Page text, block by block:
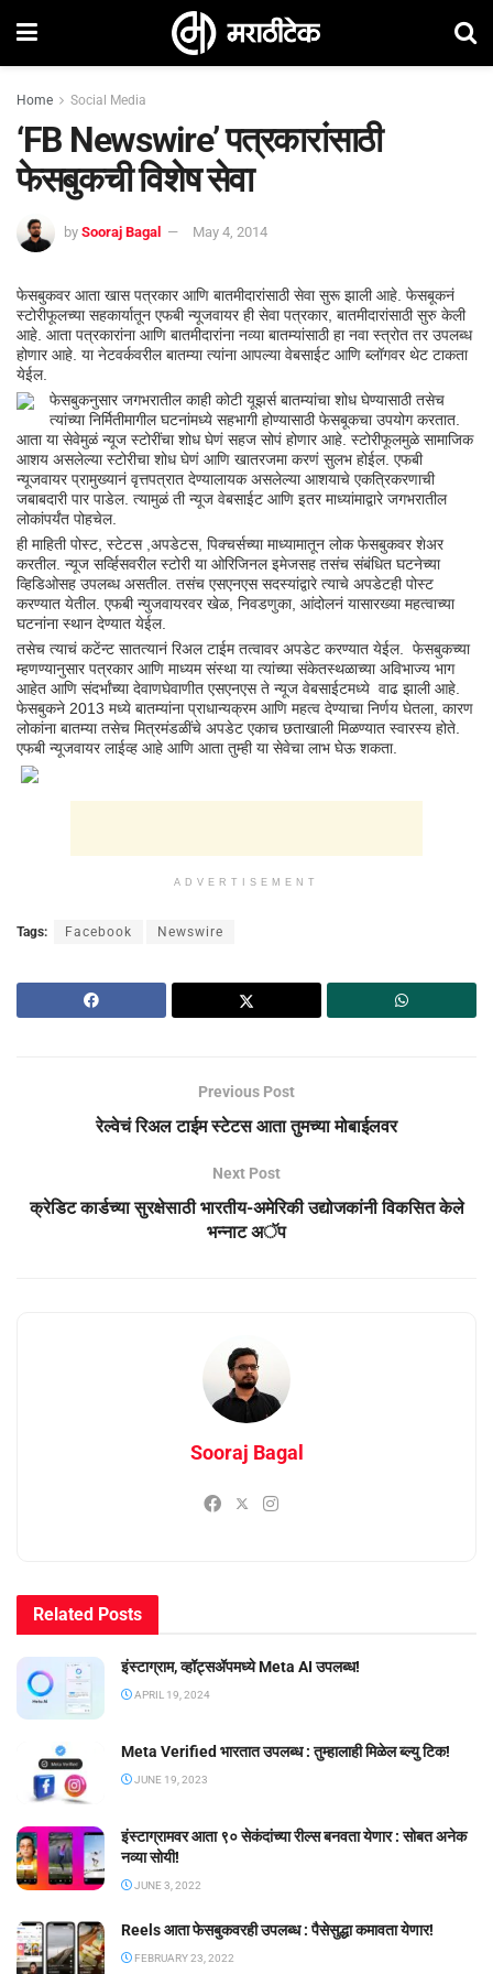
Home Social Media
‘FB Newswire’ पत्रकारांसाठी
फेसबुकची विशेष सेवा
by Sooraj Bagal May 4, 2014
फेसबुकवर आता खास पत्रकार आणि बातमीदारांसाठी सेवा सुरू झाली आहे. फेसबूकनं
स्टोरीफूलच्या सहकार्यातून एफबी न्यूजवायर ही सेवा पत्रकार, बातमीदारांसाठी सुरु केली
आहे. आता पत्रकारांना आणि बातमीदारांना नव्या बातम्यांसाठी हा नवा स्त्रोत तर उपलब्ध
होणार आहे. या नेटवर्कवरील बातम्या त्यांना आपल्या वेबसाईट आणि ब्लॉगवर थेट टाकता
येईल.
फेसबुकनुसार जगभरातील काही कोटी यूझर्स बातम्यांचा शोध घेण्यासाठी तसेच
त्यांच्या निर्मितीमागील घटनांमध्ये सहभागी होण्यासाठी फेसबूकचा उपयोग करतात.
आता या सेवेमुळं न्यूज स्टोरींचा शोध घेणं सहज सोपं होणार आहे. स्टोरीफूलमुळे सामाजिक
आशय असलेल्या स्टोरीचा शोध घेणं आणि खातरजमा करणं सुलभ होईल. एफबी
न्यूजवायर प्रामुख्यानं वृत्तपत्रात देण्यालायक असलेल्या आशयाचे एकत्रिकरणाची
जबाबदारी पार पाडेल. त्यामुळं ती न्यूज वेबसाईट आणि इतर माध्यांमाद्वारे जगभरातील
लोकांपर्यंत पोहचेल.
ही माहिती पोस्ट, स्टेटस ,अपडेटस, पिक्चर्सच्या माध्यामातून लोक फेसबुकवर शेअर
करतील. न्यूज सर्व्हिसवरील स्टोरी या ओरिजिनल इमेजसह तसंच संबंधित घटनेच्या
व्हिडिओसह उपलब्ध असतील. तसंच एसएनएस सदस्यांद्वारे त्याचे अपडेटही पोस्ट
करण्यात येतील. एफबी न्युजवायरवर खेळ, निवडणुका, आंदोलनं यासारख्या महत्वाच्या
घटनांना स्थान देण्यात येईल.
तसेच त्याचं कटेंन्ट सातत्यानं रिअल टाईम तत्वावर अपडेट करण्यात येईल. फेसबुकच्या
म्हणण्यानुसार पत्रकार आणि माध्यम संस्था या त्यांच्या संकेतस्थळाच्या अविभाज्य भाग
आहेत आणि संदर्भांच्या देवाणघेवाणीत एसएनएस ते न्यूज वेबसाईटमध्ये वाढ झाली आहे.
फेसबुकने 2013 मध्ये बातम्यांना प्राधान्यक्रम आणि महत्व देण्याचा निर्णय घेतला, कारण
लोकांना बातम्या तसेच मित्रमंडळींचे अपडेट एकाच छताखाली मिळण्यात स्वारस्य होते.
एफबी न्यूजवायर लाईव्ह आहे आणि आता तुम्ही या सेवेचा लाभ घेऊ शकता.
ADVERTISEMENT
Tags: Facebook Newswire
Previous Post
रेल्वेचं रिअल टाईम स्टेटस आता तुमच्या मोबाईलवर
Next Post
क्रेडिट कार्डच्या सुरक्षेसाठी भारतीय-अमेरिकी उद्योजकांनी विकसित केले
भन्नाट अॅप
Sooraj Bagal
Related Posts
इंस्टाग्राम, व्हॉट्सॲपमध्ये Meta AI उपलब्ध!
APRIL 19, 2024
Meta Verified भारतात उपलब्ध : तुम्हालाही मिळेल ब्ल्यु टिक!
JUNE 19, 2023
इंस्टाग्रामवर आता ९० सेकंदांच्या रील्स बनवता येणार : सोबत अनेक
नव्या सोयी!
JUNE 3, 2022
Reels आता फेसबुकवरही उपलब्ध : पैसेसुद्धा कमावता येणार!
FEBRUARY 23, 2022